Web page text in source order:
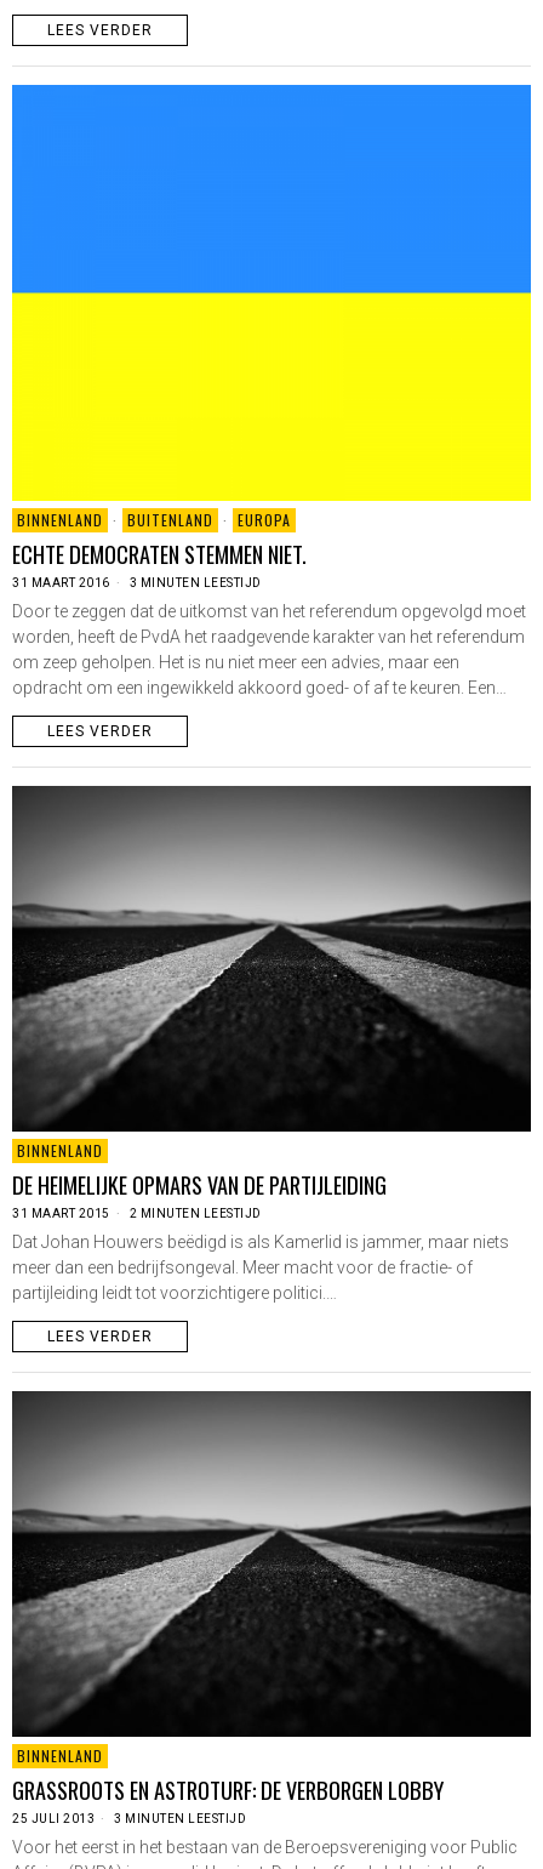
LEES VERDER
BINNENLAND · BUITENLAND · EUROPA
ECHTE DEMOCRATEN STEMMEN NIET.
31 MAART 2016 3 MINUTEN LEESTIJD
Door te zeggen dat de uitkomst van het referendum opgevolgd moet
worden, heeft de PvdA het raadgevende karakter van het referendum
om zeep geholpen. Het is nu niet meer een advies, maar een
opdracht om een ingewikkeld akkoord goed- of af te keuren. Een…
LEES VERDER
BINNENLAND
DE HEIMELIJKE OPMARS VAN DE PARTIJLEIDING
31 MAART 2015 2 MINUTEN LEESTIJD
Dat Johan Houwers beëdigd is als Kamerlid is jammer, maar niets
meer dan een bedrijfsongeval. Meer macht voor de fractie- of
partijleiding leidt tot voorzichtigere politici.…
LEES VERDER
BINNENLAND
GRASSROOTS EN ASTROTURF: DE VERBORGEN LOBBY
25 JULI 2013 3 MINUTEN LEESTIJD
Voor het eerst in het bestaan van de Beroepsvereniging voor Public